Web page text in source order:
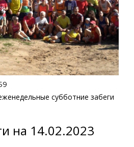
субботние забеги
на 14.02.2023